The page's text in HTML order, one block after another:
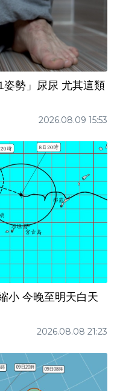
勢」尿尿 尤其這類
2026.08.09 15:53
小 今晚至明天白天
2026.08.08 21:23